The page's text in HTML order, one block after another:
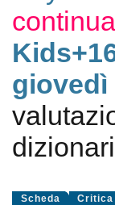
giovedì
Scheda Critica